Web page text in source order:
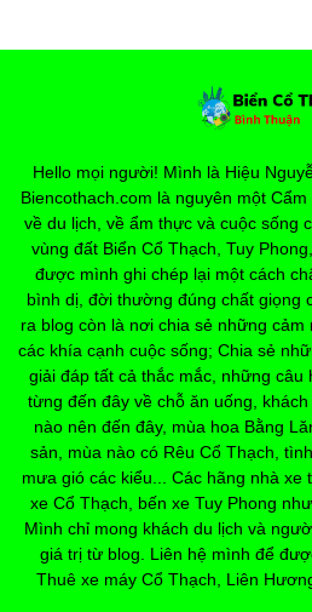
Hello mọi người! Mình là Hiệu
Biencothach.com là nguyên một
về du lịch, về ẩm thực và cuộc sống
vùng đất Biển Cổ Thạch, Tuy
được mình ghi chép lại một cách
bình dị, đời thường đúng chất giọng
ra blog còn là nơi chia sẻ những
các khía cạnh cuộc sống; Chia sẻ
giải đáp tất cả thắc mắc, những câu
từng đến đây về chỗ ăn uống,
nào nên đến đây, mùa hoa Bằng
sản, mùa nào có Rêu Cổ Thạch,
mưa gió các kiểu... Các hãng nhà xe
xe Cổ Thạch, bến xe Tuy Phong
Mình chỉ mong khách du lịch và
giá trị từ blog. Liên hệ mình để
Thuê xe máy Cổ Thạch, Liên